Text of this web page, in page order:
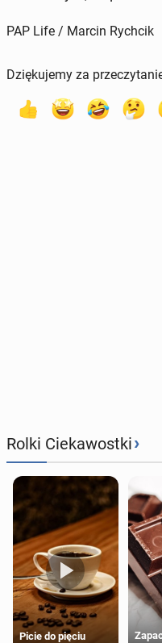
PAP Life / Marcin Rychcik
Dziękujemy za
Rolki Ciekawostki›
Picie do pięciu